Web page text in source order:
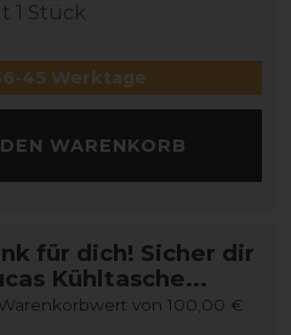
1 Stück
45 Werktage
WARENKORB
für dich! Sicher dir
Kühltasche...
von 100,00 €